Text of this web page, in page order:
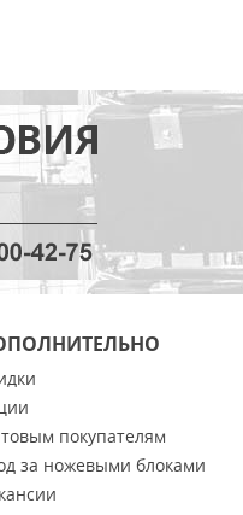
покупателям
за ножевыми блоками